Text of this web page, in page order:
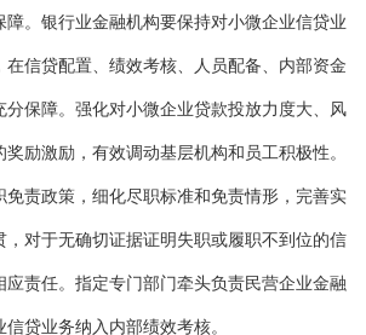
。银行业金融机构要保持对小微企业信贷业
在信贷配置、绩效考核、人员配备、内部资金
分保障。强化对小微企业贷款投放力度大、风
励激励，有效调动基层机构和员工积极性。
免责政策，细化尽职标准和免责情形，完善实
，对于无确切证据证明失职或履职不到位的信
应责任。指定专门部门牵头负责民营企业金融
贷业务纳入内部绩效考核。